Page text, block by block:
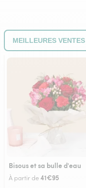
Bisous et sa bulle d'eau
À partir de41€95